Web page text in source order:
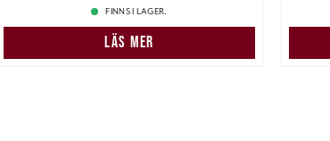
FINNS I LAGER.
LÄS MER